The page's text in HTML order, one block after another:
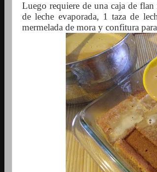
Luego requiere de una caja de
de leche evaporada, 1 taza de
mermelada de mora y confitura